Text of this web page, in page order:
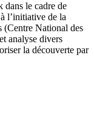
dans le cadre de
l’initiative de la
(Centre National des
analyse divers
la découverte par